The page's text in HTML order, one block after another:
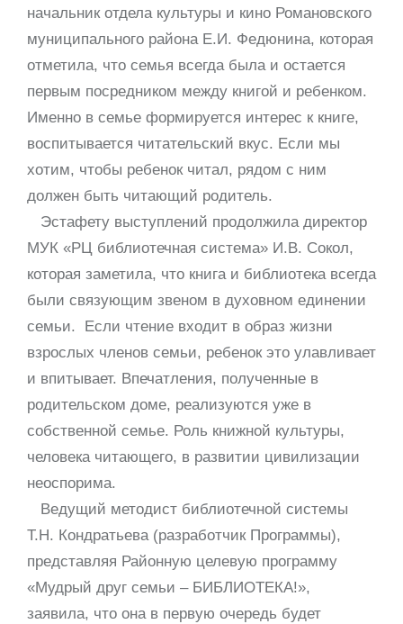
начальник отдела культуры и кино Романовского
муниципального района Е.И. Федюнина, которая
отметила, что семья всегда была и остается
первым посредником между книгой и ребенком.
Именно в семье формируется интерес к книге,
воспитывается читательский вкус. Если мы
хотим, чтобы ребенок читал, рядом с ним
должен быть читающий родитель.
Эстафету выступлений продолжила директор
МУК «РЦ библиотечная система» И.В. Сокол,
которая заметила, что книга и библиотека всегда
были связующим звеном в духовном единении
семьи. Если чтение входит в образ жизни
взрослых членов семьи, ребенок это улавливает
и впитывает. Впечатления, полученные в
родительском доме, реализуются уже в
собственной семье. Роль книжной культуры,
человека читающего, в развитии цивилизации
неоспорима.
Ведущий методист библиотечной системы
Т.Н. Кондратьева (разработчик Программы),
представляя Районную целевую программу
«Мудрый друг семьи – БИБЛИОТЕКА!»,
заявила, что она в первую очередь будет